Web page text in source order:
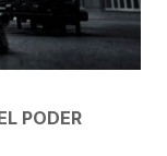
PODER